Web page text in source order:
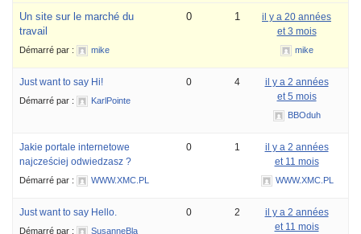
Un site sur le marché du
travail
Démarré par : mike
0 1
il y a 20 années
et 3 mois
mike
Just want to say Hi!
Démarré par : KarlPointe
0 4
il y a 2 années
et 5 mois
BBOduh
Jakie portale internetowe
najcześciej odwiedzasz ?
Démarré par : WWW.XMC.PL
0 1
il y a 2 années
et 11 mois
WWW.XMC.PL
Just want to say Hello.
Démarré par : SusanneBla
0 2
il y a 2 années
et 11 mois